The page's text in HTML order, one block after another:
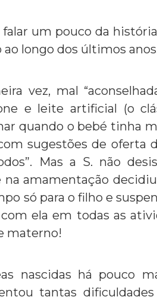
falar um pouco da
longo dos últimos
vez, mal
e leite artificial (o
quando o bebé tinha
sugestões de oferta
Mas a S. não
na amamentação
só para o filho e
ela em todas as
materno!
nascidas há pouco
tantas